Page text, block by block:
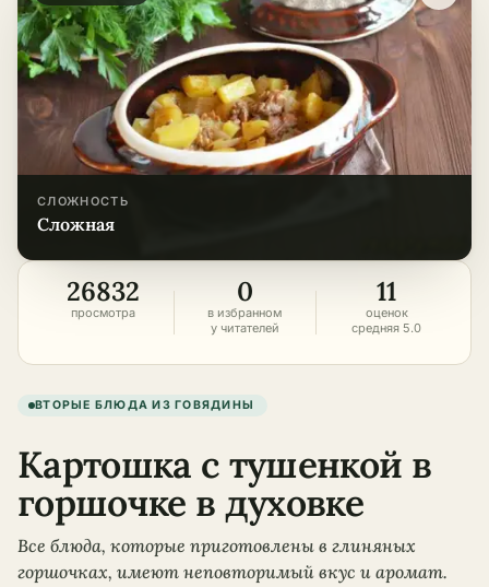
СЛОЖНОСТЬ
сложная
26832
просмотра
0
в избранном
у читателей
11
оценок
средняя 5.0
ВТОРЫЕ БЛЮДА ИЗ ГОВЯДИНЫ
Картошка с тушенкой в
горшочке в духовке
Все блюда, которые приготовлены в глиняных
горшочках, имеют неповторимый вкус и аромат.